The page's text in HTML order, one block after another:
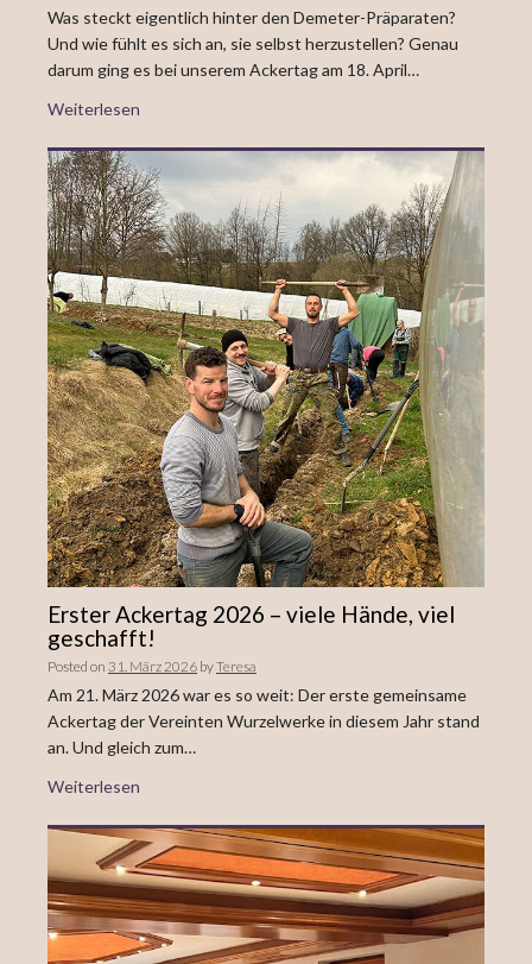
Was steckt eigentlich hinter den Demeter-Präparaten?
Und wie fühlt es sich an, sie selbst herzustellen? Genau
darum ging es bei unserem Ackertag am 18. April…
Weiterlesen
Erster Ackertag 2026 – viele Hände, viel
geschafft!
Posted on 31. März 2026 byTeresa
Am 21. März 2026 war es so weit: Der erste gemeinsame
Ackertag der Vereinten Wurzelwerke in diesem Jahr stand
an. Und gleich zum…
Weiterlesen